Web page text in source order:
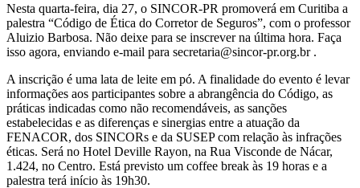
Nesta quarta-feira, dia 27, o SINCOR-PR promoverá em Curitiba a
palestra “Código de Ética do Corretor de Seguros”, com o professor
Aluizio Barbosa. Não deixe para se inscrever na última hora. Faça
isso agora, enviando e-mail para secretaria@sincor-pr.org.br .
A inscrição é uma lata de leite em pó. A finalidade do evento é levar
informações aos participantes sobre a abrangência do Código, as
práticas indicadas como não recomendáveis, as sanções
estabelecidas e as diferenças e sinergias entre a atuação da
FENACOR, dos SINCORs e da SUSEP com relação às infrações
éticas. Será no Hotel Deville Rayon, na Rua Visconde de Nácar,
1.424, no Centro. Está previsto um coffee break às 19 horas e a
palestra terá início às 19h30.